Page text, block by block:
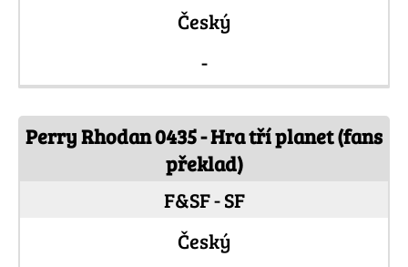
Český
-
Perry Rhodan 0435 - Hra tří planet (fans
překlad)
F&SF - SF
Český